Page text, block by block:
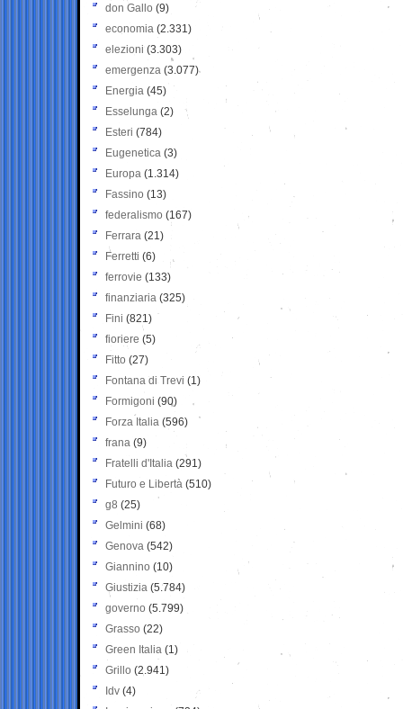
don Gallo (9)
economia (2.331)
elezioni (3.303)
emergenza (3.077)
Energia (45)
Esselunga (2)
Esteri (784)
Eugenetica (3)
Europa (1.314)
Fassino (13)
federalismo (167)
Ferrara (21)
Ferretti (6)
ferrovie (133)
finanziaria (325)
Fini (821)
fioriere (5)
Fitto (27)
Fontana di Trevi (1)
Formigoni (90)
Forza Italia (596)
frana (9)
Fratelli d'Italia (291)
Futuro e Libertà (510)
g8 (25)
Gelmini (68)
Genova (542)
Giannino (10)
Giustizia (5.784)
governo (5.799)
Grasso (22)
Green Italia (1)
Grillo (2.941)
Idv (4)